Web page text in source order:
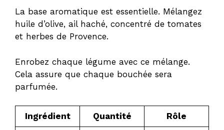
La base aromatique est essentielle. Mélangez
huile d’olive, ail haché, concentré de tomates
et herbes de Provence.
Enrobez chaque légume avec ce mélange.
Cela assure que chaque bouchée sera
parfumée.
Ingrédient Quantité Rôle